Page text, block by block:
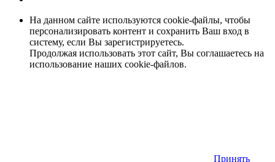
На данном сайте используются cookie-файлы, чтобы
персонализировать контент и сохранить Ваш вход в
систему, если Вы зарегистрируетесь.
Продолжая использовать этот сайт, Вы соглашаетесь на
использование наших cookie-файлов.
Принять